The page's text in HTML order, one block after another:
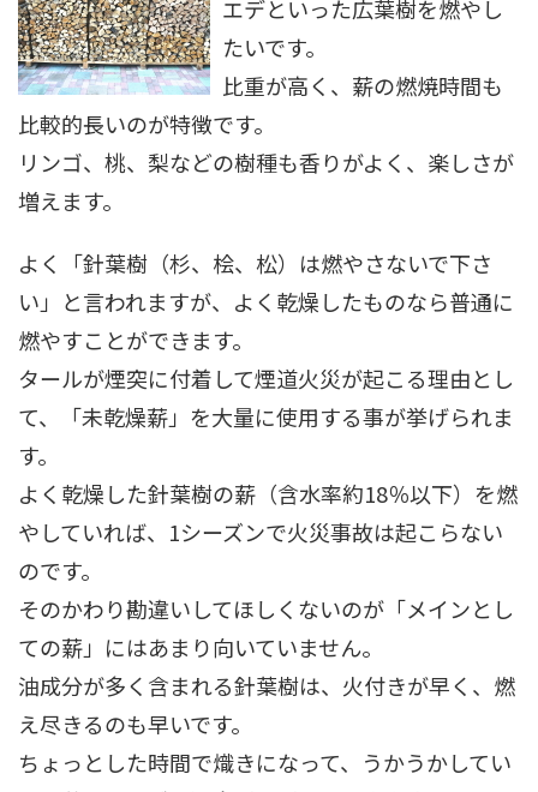
エデといった広葉樹を燃やし
たいです。
比重が高く、薪の燃焼時間も
比較的長いのが特徴です。
リンゴ、桃、梨などの樹種も香りがよく、楽しさが
増えます。
よく「針葉樹（杉、桧、松）は燃やさないで下さ
い」と言われますが、よく乾燥したものなら普通に
燃やすことができます。
タールが煙突に付着して煙道火災が起こる理由とし
て、「未乾燥薪」を大量に使用する事が挙げられま
す。
よく乾燥した針葉樹の薪（含水率約18％以下）を燃
やしていれば、1シーズンで火災事故は起こらない
のです。
そのかわり勘違いしてほしくないのが「メインとし
ての薪」にはあまり向いていません。
油成分が多く含まれる針葉樹は、火付きが早く、燃
え尽きるのも早いです。
ちょっとした時間で熾きになって、うかうかしてい